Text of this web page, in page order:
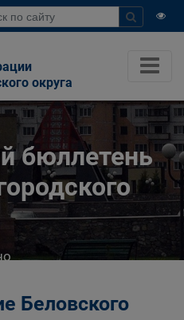
округа
бюллетень
Беловского